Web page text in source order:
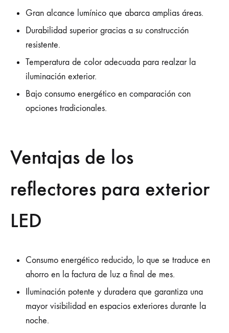
Gran alcance lumínico que abarca amplias áreas.
Durabilidad superior gracias a su construcción
resistente.
Temperatura de color adecuada para realzar la
iluminación exterior.
Bajo consumo energético en comparación con
opciones tradicionales.
Ventajas de los
reflectores para exterior
LED
Consumo energético reducido, lo que se traduce en
ahorro en la factura de luz a final de mes.
Iluminación potente y duradera que garantiza una
mayor visibilidad en espacios exteriores durante la
noche.